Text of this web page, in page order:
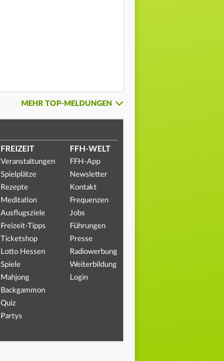
MEHR TOP-MELDUNGEN
FREIZEIT
Veranstaltungen
Spielplätze
Rezepte
Meditation
Ausflugsziele
Freizeit-Tipps
Ticketshop
Lotto Hessen
Spiele
Mahjong
Backgammon
Quiz
Partys
FFH-WELT
FFH-App
Newsletter
Kontakt
Frequenzen
Jobs
Führungen
Presse
Radiowerbung
Weiterbildung
Login